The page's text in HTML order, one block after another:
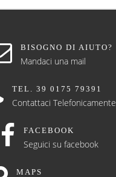
BISOGNO DI AIUTO?
Mandaci una mail
TEL. 39 0175 79391
Contattaci Telefonicamente
FACEBOOK
Seguici su facebook
MAPS